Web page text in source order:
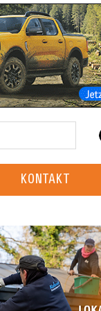
KONTAKT